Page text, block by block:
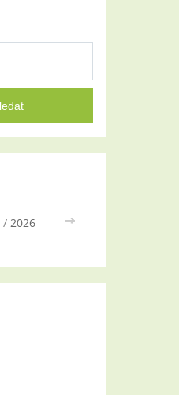
/ 2026 >>